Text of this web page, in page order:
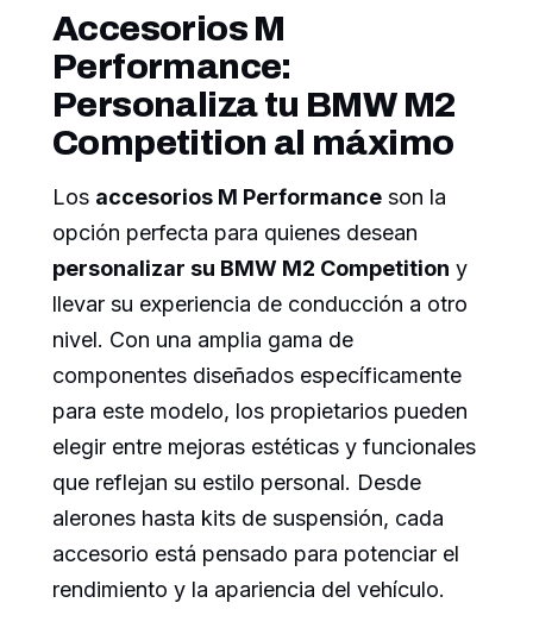
Accesorios M
Performance:
Personaliza tu BMW M2
Competition al máximo
Los accesorios M Performance son la
opción perfecta para quienes desean
personalizar su BMW M2 Competition y
llevar su experiencia de conducción a otro
nivel. Con una amplia gama de
componentes diseñados específicamente
para este modelo, los propietarios pueden
elegir entre mejoras estéticas y funcionales
que reflejan su estilo personal. Desde
alerones hasta kits de suspensión, cada
accesorio está pensado para potenciar el
rendimiento y la apariencia del vehículo.